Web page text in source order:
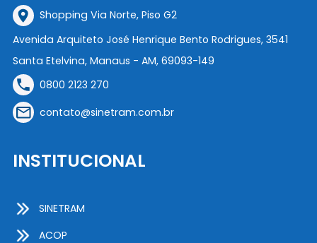
Shopping Via Norte, Piso G2
Avenida Arquiteto José Henrique Bento Rodrigues, 3541
Santa Etelvina, Manaus - AM, 69093-149
0800 2123 270
contato@sinetram.com.br
INSTITUCIONAL
SINETRAM
ACOP